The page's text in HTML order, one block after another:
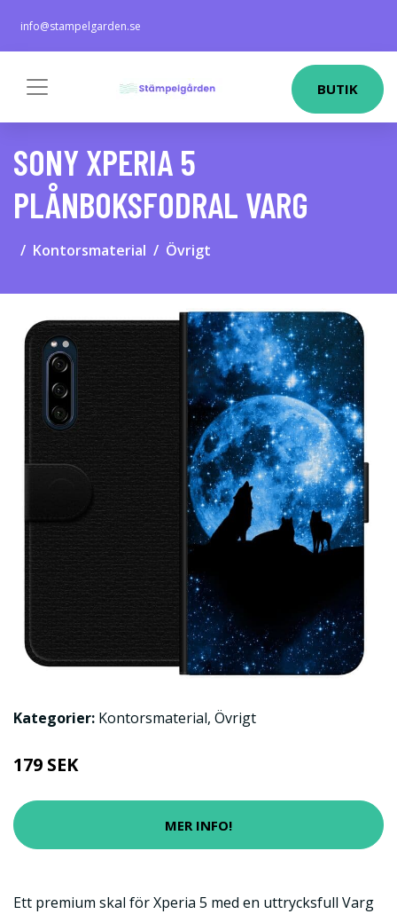
info@stampelgarden.se
BUTIK
SONY XPERIA 5
PLÅNBOKSFODRAL VARG
Kontorsmaterial Övrigt
Kategorier: Kontorsmaterial, Övrigt
179 SEK
MER INFO!
Ett premium skal för Xperia 5 med en uttrycksfull Varg